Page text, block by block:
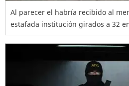
Al parecer el habría recibido al
estafada institución girados a 32